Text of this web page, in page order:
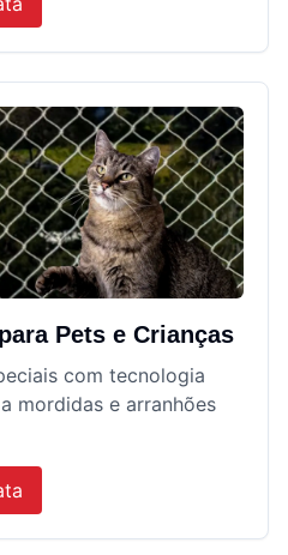
Pets e Crianças
com tecnologia
mordidas e arranhões